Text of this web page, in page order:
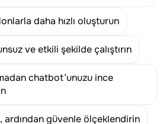
daha hızlı oluşturun
ve etkili şekilde çalıştırın
chatbot’unuzu ince
ardından güvenle ölçeklendirin